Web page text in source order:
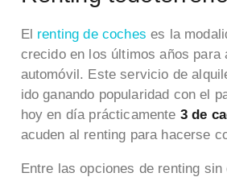
El renting de coches es la
crecido en los últimos años para
automóvil. Este servicio de
ido ganando popularidad con el
hoy en día prácticamente 3 de
acuden al renting para hacerse
Entre las opciones de renting sin